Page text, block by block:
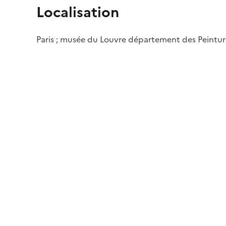
Localisation
Paris ; musée du Louvre département des